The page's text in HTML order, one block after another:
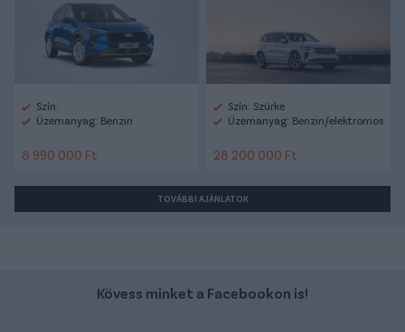
Szín:
Üzemanyag: Benzin
8 990 000 Ft
Szín: Szürke
Üzemanyag: Benzin/elektromos
28 200 000 Ft
TOVÁBBI AJÁNLATOK
Kövess minket a Facebookon is!